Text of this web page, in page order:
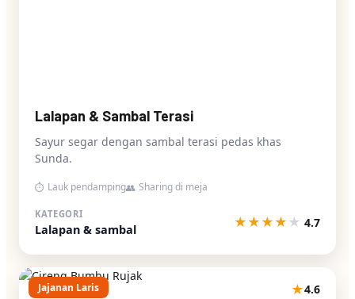
Lalapan & Sambal Terasi
Sayur segar dengan sambal terasi pedas khas
Sunda.
⏱ Lauk pendamping👥 Sharing di meja
KATEGORI
Lalapan & sambal ★★★★★ 4.7
Jajanan Laris ★4.6